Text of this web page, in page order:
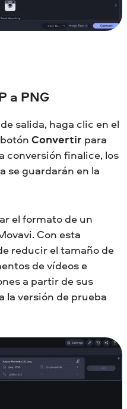
a PNG
salida, haga clic en el
Convertir para
conversión finalice, los
se guardarán en la
el formato de un
Con esta
reducir el tamaño de
de vídeos e
a partir de sus
la versión de prueba